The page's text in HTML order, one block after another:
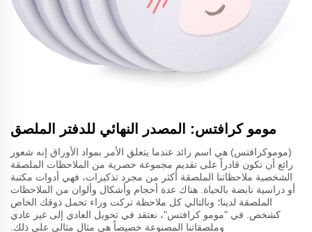
مومو كرافتس: المصدر النهائي للدفتر الملصق
(موموكرافتس) هي اسم رائد عندما يتعلق الأمر بمواد الأوراق إنه شعور
رائع أن تكون قادراً على تقديم مجموعة حصرية من الملاحظات الملصقة
الشخصية ملاحظاتنا الملصقة أكثر من مجرد تذكيرات، فهي أدوات مكتبة
أو دراسية نابضة بالحياة. هناك عدة أحجام وأشكال وألوان من الملاحظات
الملصقة لدينا؛ وبالتالي كل ملاحظة تركت وراء تحمل ذوقك الخاص
كشخص. في "مومو كرافتس"، نعتقد في تحويل العادي إلى غير عادي
وملصقاتنا المصنوعة خصيصاً هي مثال مثالي على ذلك.